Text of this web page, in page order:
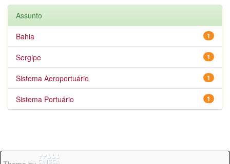
Assunto
1
Bahia
1
Sergipe
1
Sistema Aeroportuário
1
Sistema Portuário